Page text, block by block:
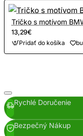
Tričko s motívom
13,29€
Pridať do košíka
Rychlé Doručenie
Bezpečný Nákup